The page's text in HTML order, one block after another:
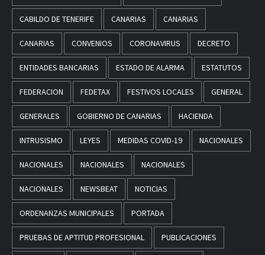
CABILDO DE TENERIFE CANARIAS CANARIAS
CANARIAS CONVENIOS CORONAVIRUS DECRETO
ENTIDADES BANCARIAS ESTADO DE ALARMA ESTATUTOS
FEDERACION FEDETAX FESTIVOS LOCALES GENERAL
GENERALES GOBIERNO DE CANARIAS HACIENDA
INTRUSISMO LEYES MEDIDAS COVID-19 NACIONALES
NACIONALES NACIONALES NACIONALES
NACIONALES NEWSBEAT NOTICIAS
ORDENANZAS MUNICIPALES PORTADA
PRUEBAS DE APTITUD PROFESIONAL PUBLICACIONES